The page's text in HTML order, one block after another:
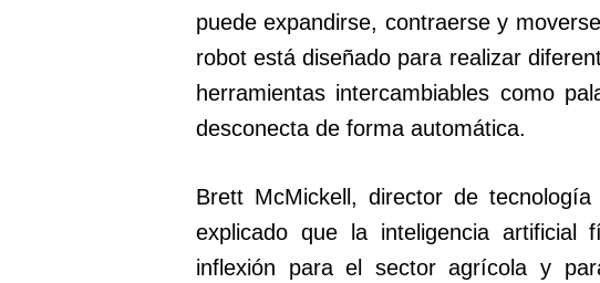
puede expandirse, contraerse y
robot está diseñado para realizar
herramientas intercambiables como
desconecta de forma automática.
Brett McMickell, director de
explicado que la inteligencia artificial
inflexión para el sector agrícola y